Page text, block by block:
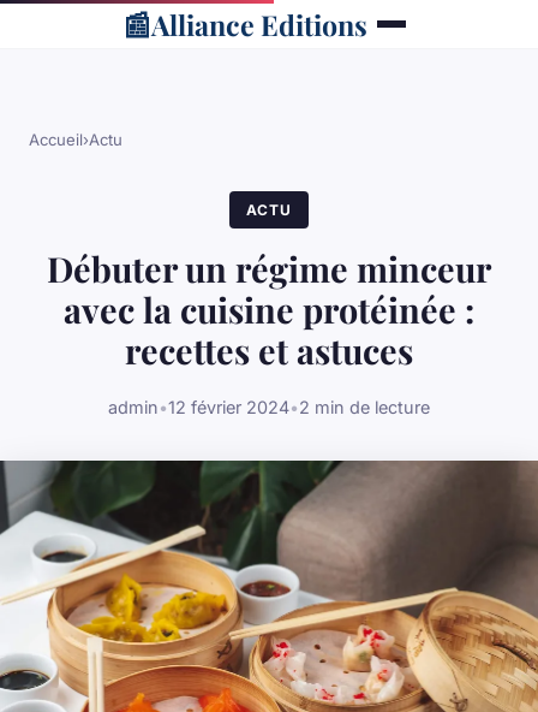
📰Alliance Editions
Accueil›Actu
ACTU
Débuter un régime minceur
avec la cuisine protéinée :
recettes et astuces
admin•12 février 2024•2 min de lecture